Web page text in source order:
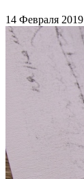
14 Февраля 2019